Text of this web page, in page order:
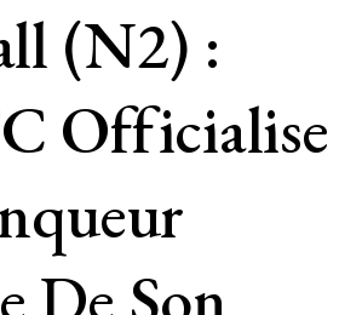
(N2) :
Officialise